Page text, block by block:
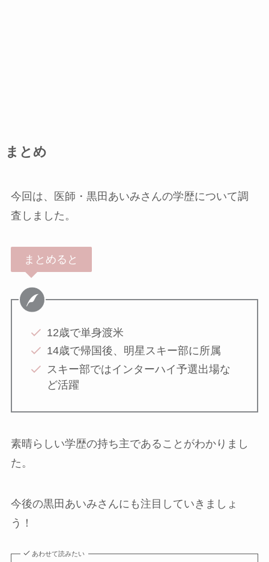
まとめ
今回は、医師・黒田あいみさんの学歴について調
査しました。
まとめると
12歳で単身渡米
14歳で帰国後、明星スキー部に所属
スキー部ではインターハイ予選出場な
ど活躍
素晴らしい学歴の持ち主であることがわかりまし
た。
今後の黒田あいみさんにも注目していきましょ
う！
あわせて読みたい